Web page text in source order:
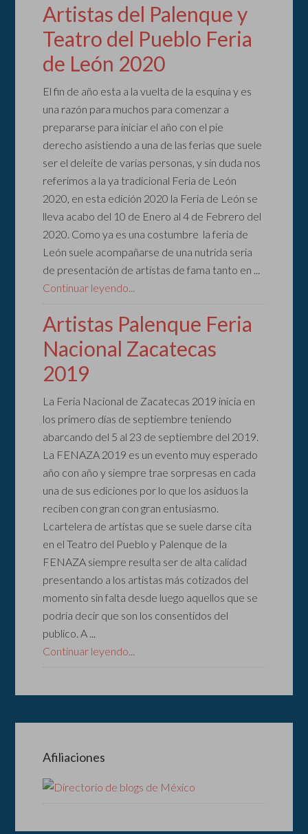
Artistas del Palenque y
Teatro del Pueblo Feria
de León 2020
El fin de año esta a la vuelta de la esquina y es
una razón para muchos para comenzar a
prepararse para iniciar el año con el pie
derecho asistiendo a una de las ferias que suele
ser el deleite de varias personas, y sin duda nos
referimos a la ya tradicional Feria de León
2020, en esta edición 2020 la Feria de León se
lleva acabo del 10 de Enero al 4 de Febrero del
2020. Como ya es una costumbre la feria de
León suele acompañarse de una nutrida seria
de presentación de artistas de fama tanto en ...
Continuar leyendo...
Artistas Palenque Feria
Nacional Zacatecas
2019
La Feria Nacional de Zacatecas 2019 inicia en
los primero días de septiembre teniendo
abarcando del 5 al 23 de septiembre del 2019.
La FENAZA 2019 es un evento muy esperado
año con año y siempre trae sorpresas en cada
una de sus ediciones por lo que los asiduos la
reciben con gran con gran entusiasmo.
Lcartelera de artistas que se suele darse cita
en el Teatro del Pueblo y Palenque de la
FENAZA siempre resulta ser de alta calidad
presentando a los artistas más cotizados del
momento sin falta desde luego aquellos que se
podría decir que son los consentidos del
publico. A ...
Continuar leyendo...
Afiliaciones